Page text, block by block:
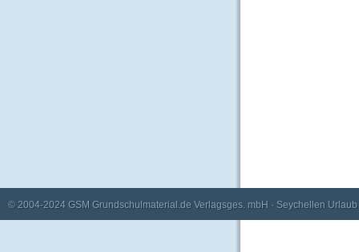
© 2004-2024 GSM Grundschulmaterial.de Verlagsges. mbH · Seychellen Urlaub